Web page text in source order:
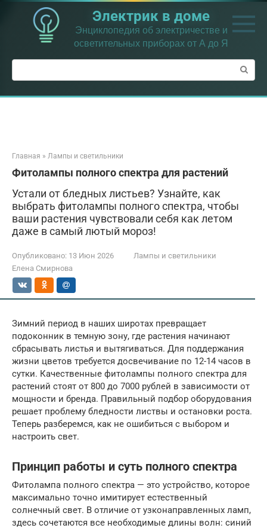
Перейти
контенту
Электрик в доме
Энциклопедия об электричестве и
осветительных приборах от А до Я
Поиск:
Главная » Лампы и светильники
Фитолампы полного спектра для растений
Устали от бледных листьев? Узнайте, как
выбрать фитолампы полного спектра, чтобы
ваши растения чувствовали себя как летом
даже в самый лютый мороз!
Опубликовано: 13 Июн 2026
Лампы и светильники
Елена Смирнова
Зимний период в наших широтах превращает
подоконник в темную зону, где растения начинают
сбрасывать листья и вытягиваться. Для поддержания
жизни цветов требуется досвечивание по 12-14 часов в
сутки. Качественные фитолампы полного спектра для
растений стоят от 800 до 7000 рублей в зависимости от
мощности и бренда. Правильный подбор оборудования
решает проблему бледности листвы и остановки роста.
Теперь разберемся, как не ошибиться с выбором и
настроить свет.
Принцип работы и суть полного спектра
Фитолампа полного спектра — это устройство, которое
максимально точно имитирует естественный
солнечный свет. В отличие от узконаправленных ламп,
здесь сочетаются все необходимые длины волн: синий